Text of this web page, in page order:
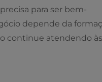
para ser bem-
depende da
continue atendendo às